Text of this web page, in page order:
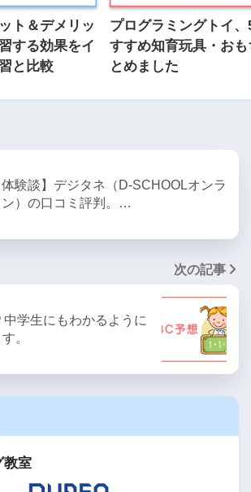
ト＆デメリッ
する効果をイ
と比較
プログラミングトイ
すすめ知育玩具・お
とめました
体験談】デジタネ（D-SCHOOLオンラ
ン）の口コミ評判。…
次の記事
学生にもわかるように
。
教室